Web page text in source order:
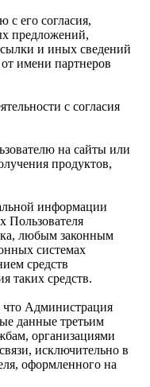
с его согласия,
предложений,
и иных сведений
имени партнеров
с согласия
на сайты или
продуктов,
информации
Пользователя
любым законным
системах
средств
таких средств.
что Администрация
данные третьим
организациями
исключительно в
оформленного на